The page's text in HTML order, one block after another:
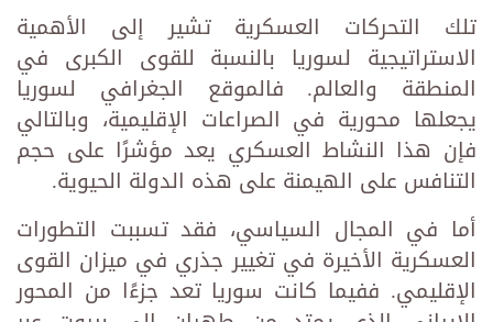
تلك التحركات العسكرية تشير إلى الأهمية
الاستراتيجية لسوريا بالنسبة للقوى الكبرى في
المنطقة والعالم. فالموقع الجغرافي لسوريا
يجعلها محورية في الصراعات الإقليمية، وبالتالي
فإن هذا النشاط العسكري يعد مؤشرًا على حجم
التنافس على الهيمنة على هذه الدولة الحيوية.
أما في المجال السياسي، فقد تسببت التطورات
العسكرية الأخيرة في تغيير جذري في ميزان القوى
الإقليمي. ففيما كانت سوريا تعد جزءًا من المحور